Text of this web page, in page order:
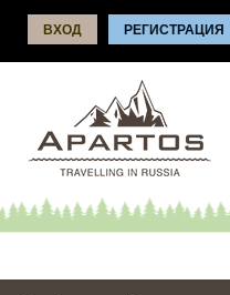
ВХОД РЕГИСТРАЦИЯ